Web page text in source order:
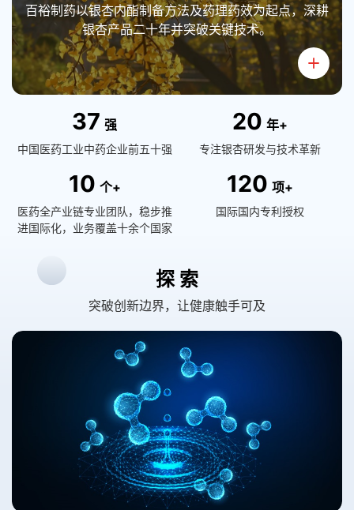
百裕制药以银杏内酯制备方法及药理药效为起点，深耕
银杏产品二十年并突破关键技术。
37 强
中国医药工业中药企业前五十强
20 年+
专注银杏研发与技术革新
10 个+
医药全产业链专业团队，稳步推
进国际化，业务覆盖十余个国家
120 项+
国际国内专利授权
探 索
突破创新边界，让健康触手可及